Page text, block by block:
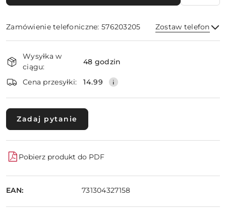
Zamówienie telefoniczne: 576203205 Zostaw telefon
i
dostawa
Wysyłka w
ciągu:
48 godzin
Cena przesyłki: 14.99
Zadaj pytanie
Pobierz produkt do PDF
EAN: 731304327158